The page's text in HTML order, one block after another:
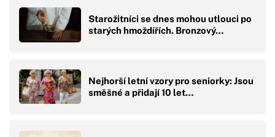
Starožitníci se dnes mohou utlouci po
starých hmoždířích. Bronzový…
Nejhorší letní vzory pro seniorky: Jsou
směšné a přidají 10 let…